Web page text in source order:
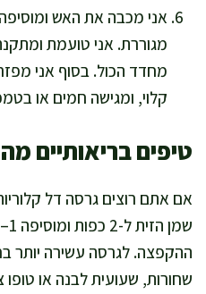
אני מכבה את האש ומוסיפה
מגוררת. אני טועמת
מחדד הכול. בסוף אני
קלוי, ומגישה חמים או
טיפים בריאותיים
אם אתם רוצים גרסה דל
ההקפצה. לגרסה עשירה יותר
שחורות, שעועית לבנה או